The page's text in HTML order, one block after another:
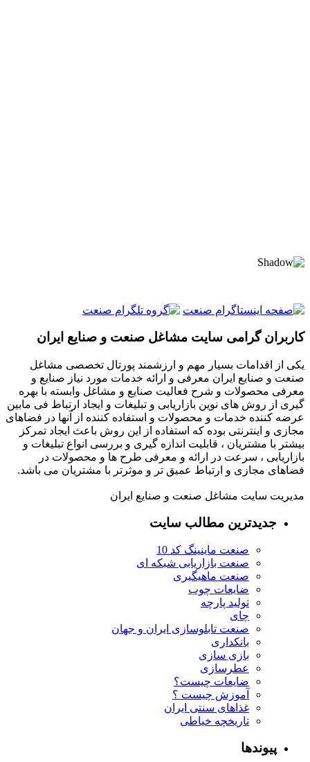
کاربران گرامی سایت مشاغل صنعت و صنایع ایران
یکی از اقدامات بسیار مهم و ارزشمند پورتال تخصصی مشاغل
صنعت و صنایع ایران معرفی و ارائه خدمات مورد نیاز صنایع و
معرفی محصولات و شرح فعالیت صنایع و مشاغل وابسته با بهره
گیری از روش های نوین بازاریابی و تبلیغات و ایجاد ارتباط فی مابین
عرضه کننده خدمات و محصولات و استفاده کننده از آنها در فضاهای
مجازی و اینترنتی بوده که استفاده از این روش باعث ایجاد تمرکز
بیشتر با مشتریان ، قابلیت اندازه گیری و بررسی انواع تبلیغات و
بازاریابی ، سرعت در ارائه و معرفی طرح ها و محصولات در
فضاهای مجازی و ارتباط عمیق تر و موثرتر با مشتریان می باشد.
مدیریت سایت مشاغل صنعت و صنایع ایران
جدیدترین مطالب سایت
صنعت ماینینگ کد 10
صنعت بازاریابی شبکه ای
صنعت ماهیگیری
ضایعات چوب
تولید پارچه
چای
صنعت تابلوسازی ایران و جهان
بانکداری
بازی سازی
عطرسازی
ضایعات چیست؟
آموزش چیست ؟
غذاهای سنتی ایران
تاریخچه خیاطی
پیوندها